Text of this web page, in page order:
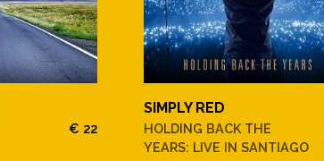
€ 22
SIMPLY RED
HOLDING BACK THE
YEARS: LIVE IN SANTIAGO